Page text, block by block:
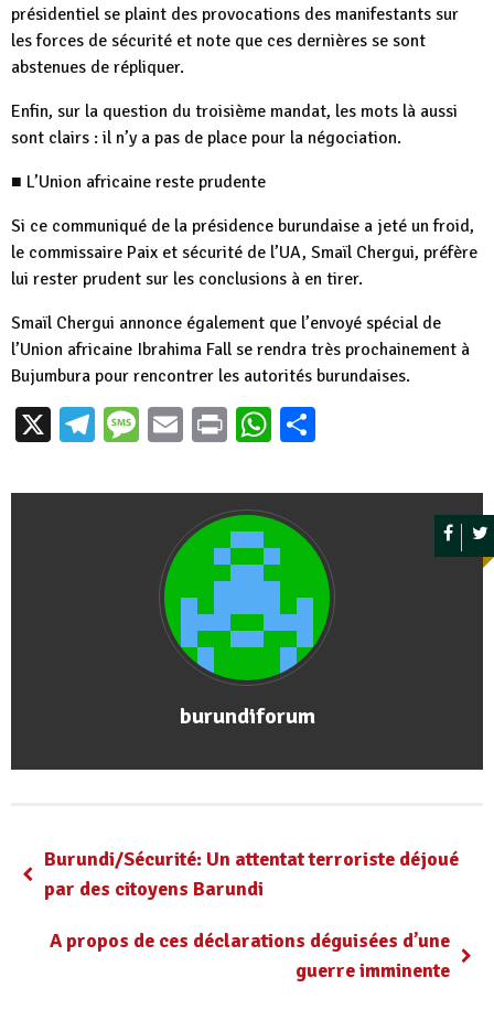
présidentiel se plaint des provocations des manifestants sur
les forces de sécurité et note que ces dernières se sont
abstenues de répliquer.
Enfin, sur la question du troisième mandat, les mots là aussi
sont clairs : il n’y a pas de place pour la négociation.
■ L’Union africaine reste prudente
Si ce communiqué de la présidence burundaise a jeté un froid,
le commissaire Paix et sécurité de l’UA, Smaïl Chergui, préfère
lui rester prudent sur les conclusions à en tirer.
Smaïl Chergui annonce également que l’envoyé spécial de
l’Union africaine Ibrahima Fall se rendra très prochainement à
Bujumbura pour rencontrer les autorités burundaises.
X Telegram
Message
EmailPrintWhatsApp
burundiforum
Burundi/Sécurité: Un attentat terroriste déjoué
par des citoyens Barundi
A propos de ces déclarations déguisées d’une
guerre imminente